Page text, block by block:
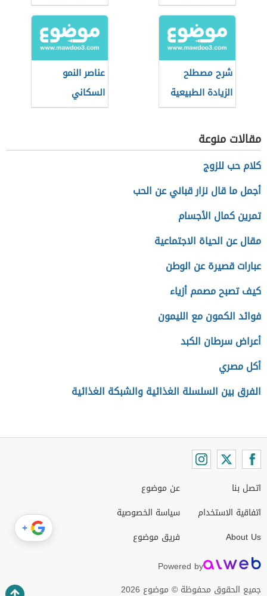
المجتمعات الهرمة
السعودية
شرح مصطلح
الزيادة الطبيعية
في الجغرافيا
عناصر النمو
السكاني
مقالات منوعة
كلام حب للزوج
أجمل ما قال نزار قباني عن الحب
تمرين كمال الأجسام
مقال عن الحياة الاجتماعية
عبارات قصيرة عن الوطن
كيف تصبح مصمم أزياء
فوائد الكمون مع الليمون
أعراض سرطان الكبد
أكل مصري
الفرق بين السلسلة الغذائية والشبكة الغذائية
اتصل بنا
اتفاقية الاستخدام
About Us
عن موضوع
سياسة الخصوصية
فريق موضوع
Powered by
جميع الحقوق محفوظة © موضوع 2026
+